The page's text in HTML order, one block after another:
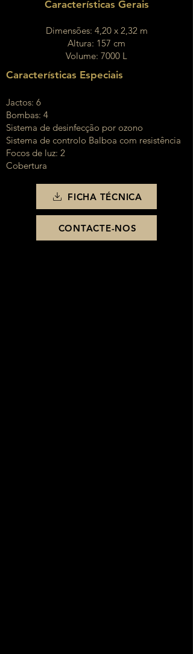
Características Gerais​
Dimensões: 4,20 x 2,32 m
Altura: 157 cm
Volume: 7000 L
Características Especiais​
Jactos: 6
Bombas: 4
Sistema de desinfecção por ozono
Sistema de controlo Balboa com resistência
Focos de luz: 2
Cobertura
FICHA TÉCNICA
CONTACTE-NOS